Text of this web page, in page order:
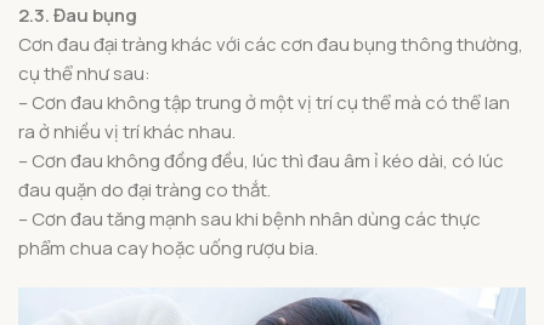
2.3. Đau bụng
Cơn đau đại tràng khác với các cơn đau bụng thông thường,
cụ thể như sau:
– Cơn đau không tập trung ở một vị trí cụ thể mà có thể lan
ra ở nhiều vị trí khác nhau.
– Cơn đau không đồng đều, lúc thì đau âm ỉ kéo dài, có lúc
đau quặn do đại tràng co thắt.
– Cơn đau tăng mạnh sau khi bệnh nhân dùng các thực
phẩm chua cay hoặc uống rượu bia.